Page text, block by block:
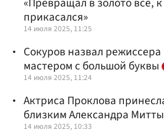
прикасался»
14 июля 2025, 11:25
Сокуров назвал
мастером с большой буквы
14 июля 2025, 11:24
Актриса Проклова
близким Александра Митты
14 июля 2025, 10:33